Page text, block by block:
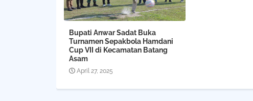
Bupati Anwar Sadat Buka
Turnamen Sepakbola Hamdani
Cup VII di Kecamatan Batang
Asam
April 27, 2025